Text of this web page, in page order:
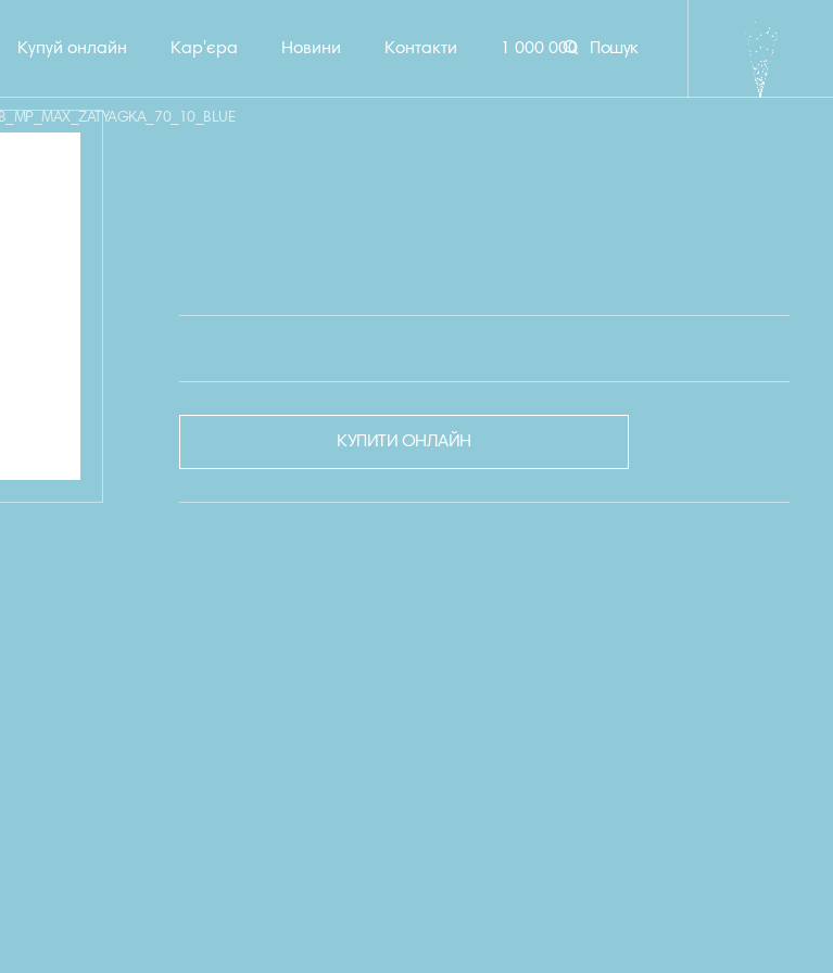
Купуй онлайн Кар'єра Новини Контакти 1 000 000 Пошук
КУПИТИ ОНЛАЙН